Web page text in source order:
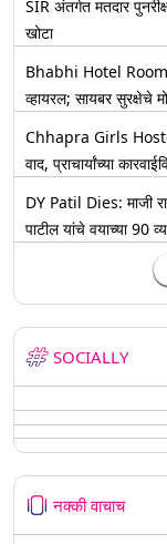
SIR अंतर्गत मतदार
खोटा
Bhabhi Hotel Room
व्हायरल; सायबर सुरक्षेचे
Chhapra Girls Hostel
वाद, प्राचार्यांच्या
DY Patil Dies: माजी
पाटील यांचे वयाच्या 90
SOCIALLY
नक्की वाचाच